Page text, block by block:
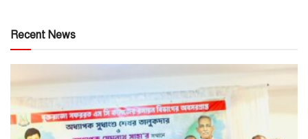
Recent News